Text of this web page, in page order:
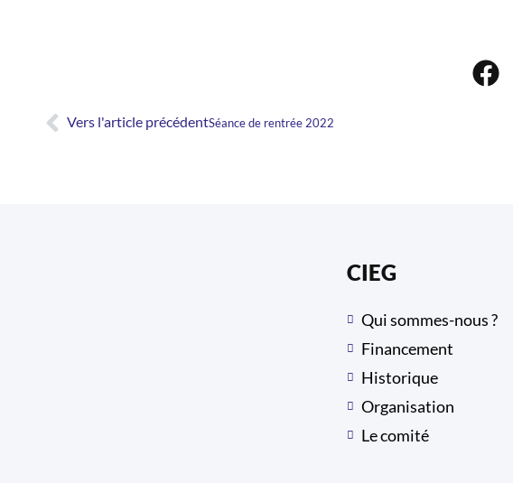
Vers l'article précédentSéance de rentrée 2022
CIEG
Qui sommes-nous ?
Financement
Historique
Organisation
Le comité